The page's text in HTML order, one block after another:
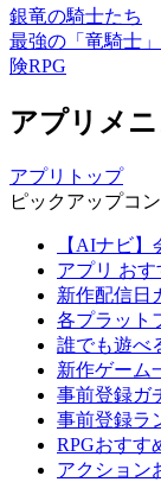
銀竜の騎士たち
最強の「竜騎士
険RPG
アプリメ
アプリトップ
ピックアップコ
【AIナビ
アプリ おす
新作配信日
各プラット
誰でも遊べ
新作ゲーム
事前登録ガ
事前登録ラ
RPGおすす
アクション